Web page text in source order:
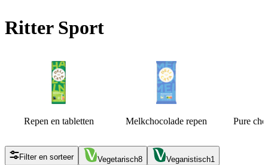
Ritter Sport
Repen en tabletten Melkchocolade repen Pure
Filter en sorteer Vegetarisch8 Veganistisch1